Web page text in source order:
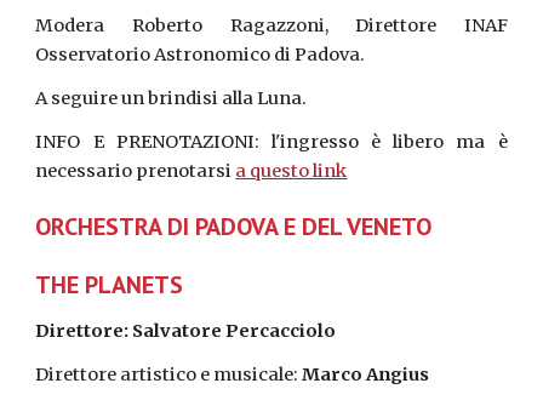
Modera Roberto Ragazzoni, Direttore INAF
Osservatorio Astronomico di Padova.
A seguire un brindisi alla Luna.
INFO E PRENOTAZIONI: l'ingresso è libero ma è
necessario prenotarsi a questo link
ORCHESTRA DI PADOVA E DEL VENETO
THE PLANETS
Direttore: Salvatore Percacciolo
Direttore artistico e musicale:Marco Angius